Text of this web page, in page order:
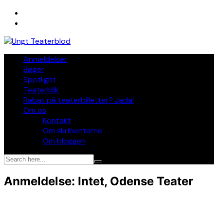
Skip
Anmeldelser
Bøger
Spotlight
Teaterblik
Rabat på teaterbilletter? Jada!
Om os
Kontakt
Om skribenterne
Om bloggen
Anmeldelse: Intet, Odense Teater